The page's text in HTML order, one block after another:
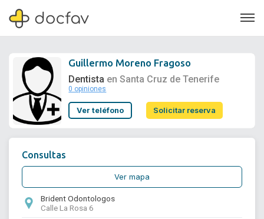
Soporte
Guillermo Moreno Fragoso
Dentista en Santa Cruz de Tenerife
0 opiniones
Ver teléfono Solicitar reserva
Consultas
Ver mapa
Brident Odontologos
Calle La Rosa 6